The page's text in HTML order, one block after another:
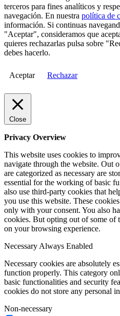
terceros para fines analíticos y
navegación. En nuestra política de
información. Si continuas
"Aceptar", consideramos que
quieres rechazarlas pulsa sobre
debes hacerlo.
Aceptar Rechazar
Close
Privacy Overview
This website uses cookies to
navigate through the website. Out
are categorized as necessary are
essential for the working of basic
also use third-party cookies that
you use this website. These
only with your consent. You also
cookies. But opting out of some of
on your browsing experience.
Necessary Always Enabled
Necessary cookies are absolutely
function properly. This category
basic functionalities and security
cookies do not store any personal
Non-necessary